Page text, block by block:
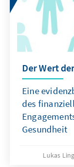
Der Wert
Eine
des
Gesundheit
Lukas